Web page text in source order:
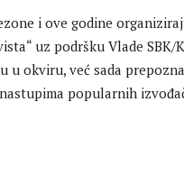
i ove godine
uz podršku Vlade SBK/
u okviru, već sada
popularnih